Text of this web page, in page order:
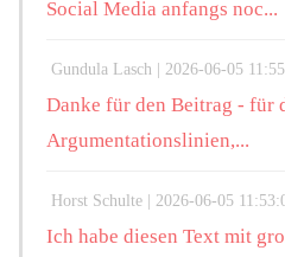
Social Media anfangs noc...
Gundula Lasch | 2026-06-05
Danke für den Beitrag - für
Argumentationslinien,...
Horst Schulte | 2026-06-05
Ich habe diesen Text mit